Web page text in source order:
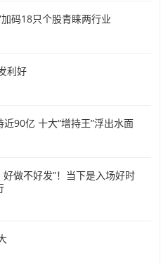
码18只个股青睐两行业
利好
90亿 十大“增持王”浮出水面
做不好发”！当下是入场好时